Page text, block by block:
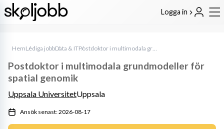
Logga in
HemLediga jobbData & IT Postdoktor i multimodala grundmodeller för spatial genomik
Postdoktor i multimodala grundmodeller för
spatial genomik
Uppsala UniversitetUppsala
Ansök senast: 2026-08-17